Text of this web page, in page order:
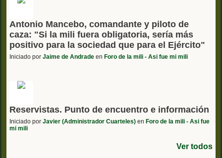
Antonio Mancebo, comandante y piloto de
caza: "Si la mili fuera obligatoria, sería más
positivo para la sociedad que para el Ejército"
Iniciado por Jaime de Andrade en Foro de la mili - Asi fue mi mili
Reservistas. Punto de encuentro e información
Iniciado por Javier (Administrador Cuarteles) en Foro de la mili - Asi fue
mi mili
Ver todos